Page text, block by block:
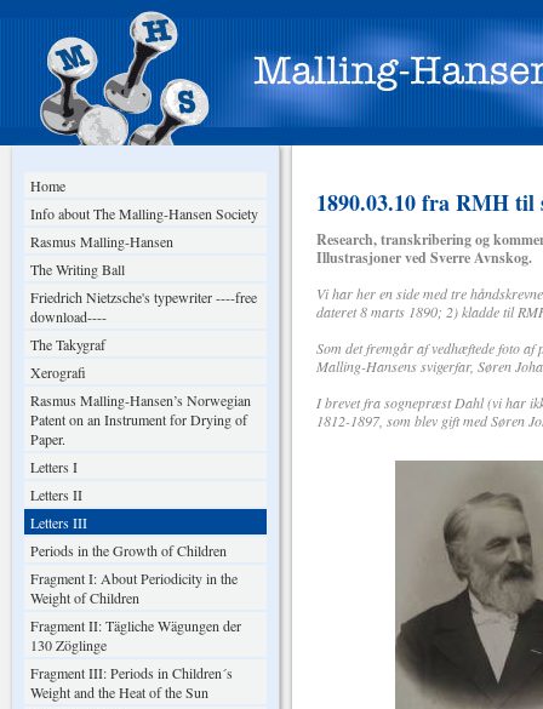
Home
Info about The Malling-Hansen Society
Rasmus Malling-Hansen
The Writing Ball
Friedrich Nietzsche's typewriter ----free
download----
The Takygraf
Xerografi
Rasmus Malling-Hansen’s Norwegian
Patent on an Instrument for Drying of
Paper.
Letters I
Letters II
Letters III
Periods in the Growth of Children
Fragment I: About Periodicity in the
Weight of Children
Fragment II: Tägliche Wägungen der
130 Zöglinge
Fragment III: Periods in Children´s
Weight and the Heat of the Sun
1890.03.10 fra RMH
Research, transkribering og
Illustrasjoner ved Sverre Avnskog.
Vi har her en side med tre
dateret 8 marts 1890; 2) kladde til
Som det fremgår af vedhæftede foto
Malling-Hansens svigerfar, Søren
I brevet fra sognepræst Dahl (vi har
1812-1897, som blev gift med Søren